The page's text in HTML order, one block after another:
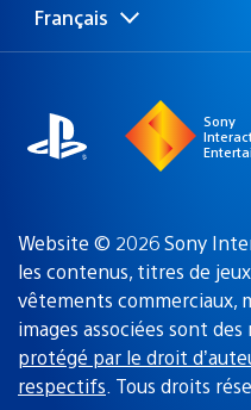
Choisir
une
Région
actuelle
Français
Sony
Website © 2026 Sony
les contenus, titres de
vêtements commerciaux,
images associées sont des
protégé par le droit
respectifs. Tous droits